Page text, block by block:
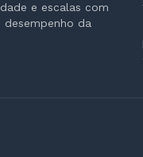
e escalas com
da